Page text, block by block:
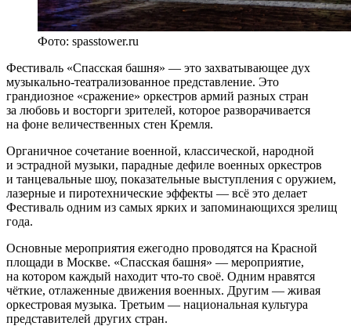
Фото: spasstower.ru
Фестиваль «Спасская башня» — это захватывающее дух
музыкально-театрализованное представление. Это
грандиозное «сражение» оркестров армий разных стран
за любовь и восторги зрителей, которое разворачивается
на фоне величественных стен Кремля.
Органичное сочетание военной, классической, народной
и эстрадной музыки, парадные дефиле военных оркестров
и танцевальные шоу, показательные выступления с оружием,
лазерные и пиротехнические эффекты — всё это делает
Фестиваль одним из самых ярких и запоминающихся зрелищ
года.
Основные мероприятия ежегодно проводятся на Красной
площади в Москве. «Спасская башня» — мероприятие,
на котором каждый находит что-то своё. Одним нравятся
чёткие, отлаженные движения военных. Другим — живая
оркестровая музыка. Третьим — национальная культура
представителей других стран.